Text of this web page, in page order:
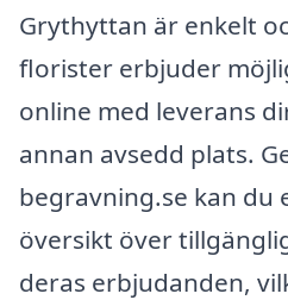
Grythyttan är enkelt
florister erbjuder
online med leverans
annan avsedd plats.
begravning.se kan du
översikt över
deras erbjudanden,